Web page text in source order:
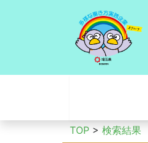
TOP > 検索結果